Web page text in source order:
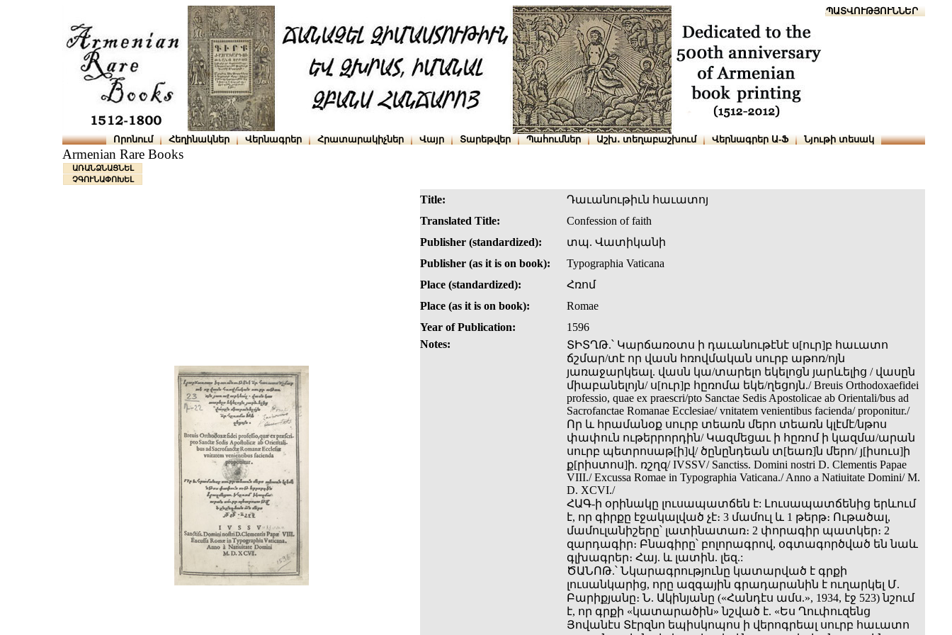
ՆԱԽԱՊԱՏՎՈՒԹՅՈՒՆՆԵՐ
Որոնում Հեղինակներ Վերնագրեր Հրատարակիչներ Վայր Տարեթվեր Պահումներ Աշխ․ տեղաբաշխում Վերնագրեր Ա-Ֆ Նյութի տեսակ
Armenian Rare Books
ԱՌԱՆՁՆԱՑՆԵԼ
ՉԳՈՒՆԱՓՈԽԵԼ
Title:
Դաւանութիւն հաւատոյ
Translated Title:
Confession of faith
Publisher (standardized):
տպ. Վատիկանի
Publisher (as it is on book):
Typographia Vaticana
Place (standardized):
Հռոմ
Place (as it is on book):
Romae
Year of Publication:
1596
Notes:
ՏԻՏՂԹ.՝ Կարճառօտս ի դաւանութէնէ ս[ուր]բ հաւատո
ճշմար/տէ որ վասն հռովմական սուրբ աթոռ/ոյն
յառաջարկեալ. վասն կա/տարելո եկելոցն յարևելից / վասըն
միաբանելոյն/ ս[ուր]բ հըռոմա եկե/ղեցոյն./ Breuis Orthodoxaefidei
professio, quae ex praescri/pto Sanctae Sedis Apostolicae ab Orientali/bus ad
Sacrofanctae Romanae Ecclesiae/ vnitatem venientibus facienda/ proponitur./
Որ և հրամանօք սուրբ տեառն մերո տեառն կլէմէ/նթոս
փափուն ութերրորդին/ Կազմեցաւ ի հըռոմ ի կազմա/արան
սուրբ պետրոսաթ[ի]վ/ ծընընդեան տ[եառ]ն մերո/ յ[իսուս]ի
ք[րիստոս]ի. ռշղզ/ IVSSV/ Sanctiss. Domini nostri D. Clementis Papae
VIII./ Excussa Romae in Typographia Vaticana./ Anno a Natiuitate Domini/ M.
D. XCVI./
ՀԱԳ-ի օրինակը լուսապատճեն է: Լուսապատճենից երևում
է, որ գիրքը էջակալված չէ։ 3 մամուլ և 1 թերթ։ Ութածալ,
մամուլանիշերը՝ լատինատառ։ 2 փորագիր պատկեր։ 2
զարդագիր։ Բնագիրը՝ բոլորագրով, օգտագործված են նաև
գլխագրեր։ Հայ. և լատին. լեզ.:
ԾԱՆՈԹ.՝ Նկարագրությունը կատարված է գրքի
լուսանկարից, որը ազգային գրադարանին է ուղարկել Մ.
Բարիքյանը։ Ն. Ակինյանը («Հանդէս ամս.», 1934, էջ 523) նշում
է, որ գրքի «կատարածին» նշված է. «Ես Ղուփուզենց
Յովանէս Տէրզնո եպիսկոպոս ի վերոգրեալ սուրբ հաւատո